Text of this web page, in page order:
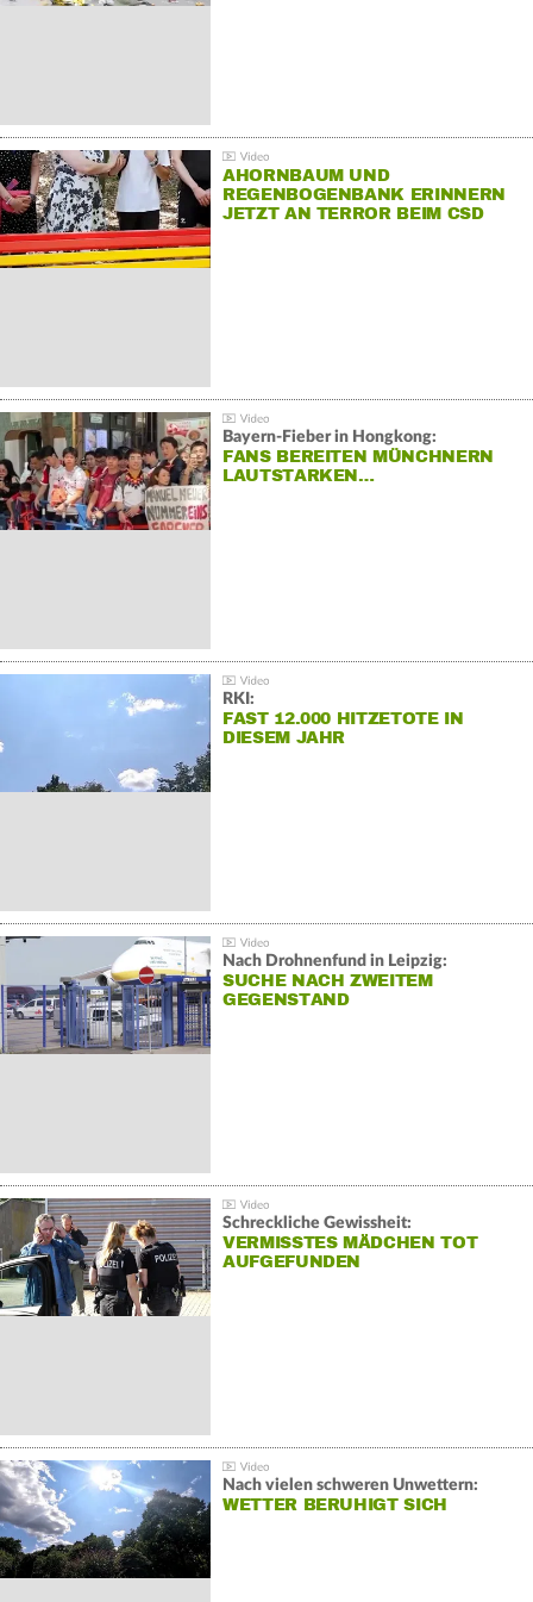
AHORNBAUM UND
REGENBOGENBANK ERINNERN
JETZT AN TERROR BEIM CSD
Bayern-Fieber in Hongkong:
FANS BEREITEN MÜNCHNERN
LAUTSTARKEN…
RKI:
FAST 12.000 HITZETOTE IN
DIESEM JAHR
Nach Drohnenfund in Leipzig:
SUCHE NACH ZWEITEM
GEGENSTAND
Schreckliche Gewissheit:
VERMISSTES MÄDCHEN TOT
AUFGEFUNDEN
Nach vielen schweren Unwettern:
WETTER BERUHIGT SICH